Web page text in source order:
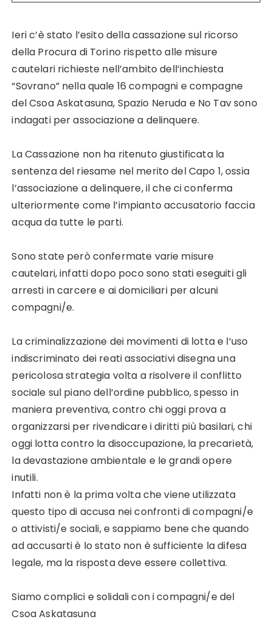
Ieri c’è stato l’esito della cassazione sul ricorso
della Procura di Torino rispetto alle misure
cautelari richieste nell’ambito dell’inchiesta
“Sovrano” nella quale 16 compagni e compagne
del Csoa Askatasuna, Spazio Neruda e No Tav sono
indagati per associazione a delinquere.
La Cassazione non ha ritenuto giustificata la
sentenza del riesame nel merito del Capo 1, ossia
l’associazione a delinquere, il che ci conferma
ulteriormente come l’impianto accusatorio faccia
acqua da tutte le parti.
Sono state però confermate varie misure
cautelari, infatti dopo poco sono stati eseguiti gli
arresti in carcere e ai domiciliari per alcuni
compagni/e.
La criminalizzazione dei movimenti di lotta e l’uso
indiscriminato dei reati associativi disegna una
pericolosa strategia volta a risolvere il conflitto
sociale sul piano dell’ordine pubblico, spesso in
maniera preventiva, contro chi oggi prova a
organizzarsi per rivendicare i diritti più basilari, chi
oggi lotta contro la disoccupazione, la precarietà,
la devastazione ambientale e le grandi opere
inutili.
Infatti non è la prima volta che viene utilizzata
questo tipo di accusa nei confronti di compagni/e
o attivisti/e sociali, e sappiamo bene che quando
ad accusarti è lo stato non è sufficiente la difesa
legale, ma la risposta deve essere collettiva.
Siamo complici e solidali con i compagni/e del
Csoa Askatasuna